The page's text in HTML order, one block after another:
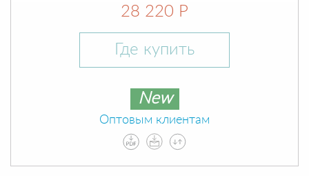
28 220 Р
Где купить
New
Оптовым клиентам